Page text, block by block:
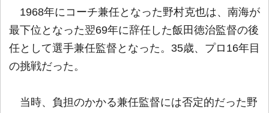
1968年にコーチ兼任となった野村克也は、南海が
最下位となった翌69年に辞任した飯田徳治監督の後
任として選手兼任監督となった。35歳、プロ16年目
の挑戦だった。
当時、負担のかかる兼任監督には否定的だった野